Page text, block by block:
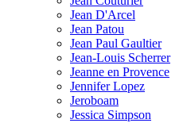
Jean D'Arcel
Jean Patou
Jean Paul Gaultier
Jean-Louis Scherrer
Jeanne en Provence
Jennifer Lopez
Jeroboam
Jessica Simpson